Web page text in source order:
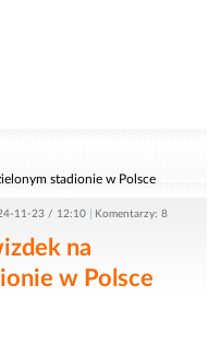
stadionie w Polsce
11-23 / 12:10 Komentarzy: 8
na
w Polsce